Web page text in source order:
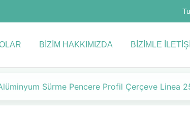
BIZIM HAKKIMIZDA BIZIMLE
Sürme Pencere Profil Çerçeve Linea